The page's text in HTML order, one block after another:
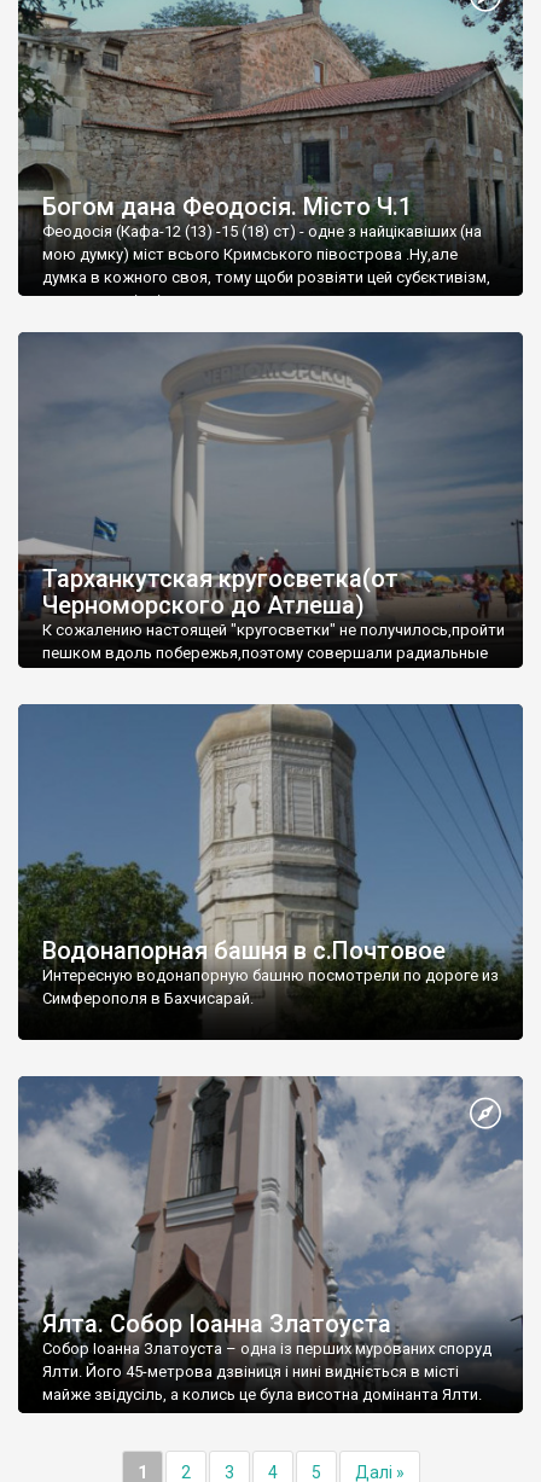
Богом дана Феодосія. Місто Ч.1
Феодосія (Кафа-12 (13) -15 (18) ст) - одне з найцікавіших (на
мою думку) міст всього Кримського півострова .Ну,але
думка в кожного своя, тому щоби розвіяти цей субєктивізм,
запрошую відвідати це
Тарханкутская кругосветка(от
Черноморского до Атлеша)
К сожалению настоящей "кругосветки" не получилось,пройти
пешком вдоль побережья,поэтому совершали радиальные
Водонапорная башня в с.Почтовое
Интересную водонапорную башню посмотрели по дороге из
Симферополя в Бахчисарай.
Ялта. Собор Іоанна Златоуста
Собор Іоанна Златоуста – одна із перших мурованих споруд
Ялти. Його 45-метрова дзвіниця і нині видніється в місті
майже звідусіль, а колись це була висотна домінанта Ялти.
1 2 3 4 5 Далі »